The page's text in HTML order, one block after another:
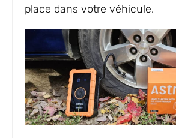
place dans votre véhicule.